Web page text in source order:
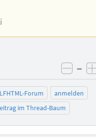
–
Forum
anmelden
im Thread-Baum